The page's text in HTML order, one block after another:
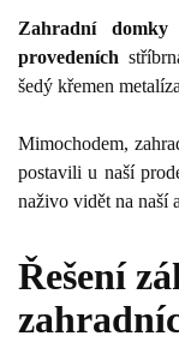
Zahradní domky
provedeních
šedý křemen
Mimochodem,
postavili u naší
naživo vidět na naší
Řešení